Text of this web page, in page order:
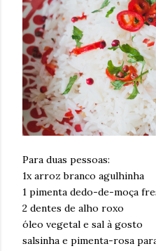
Para duas pessoas:
1x arroz branco agulhinha
1 pimenta dedo-de-moça
2 dentes de alho roxo
óleo vegetal e sal à gosto
salsinha e pimenta-rosa